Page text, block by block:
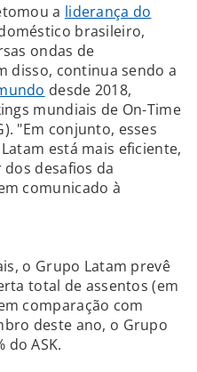
a liderança do
brasileiro,
ondas de
disso, continua sendo a
desde 2018,
mundiais de On-Time
"Em conjunto, esses
está mais eficiente,
desafios da
comunicado à
o Grupo Latam prevê
total de assentos (em
comparação com
deste ano, o Grupo
do ASK.